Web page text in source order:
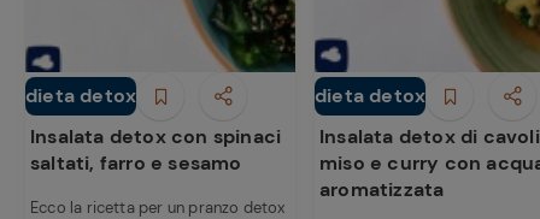
dieta detox
Piatti Unici
Insalata detox con spinaci
saltati, farro e sesamo
Ecco la ricetta per un pranzo detox
dieta detox
Piatti Unici
Insalata detox di
miso e curry con
aromatizzata